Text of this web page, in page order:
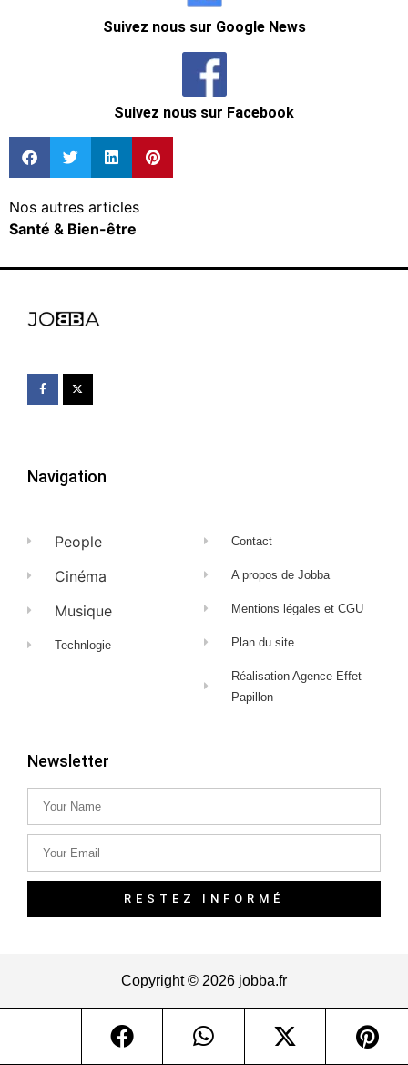
Suivez nous sur Google News
Suivez nous sur Facebook
Nos autres articles
Santé & Bien-être
Navigation
People
Cinéma
Musique
Technlogie
Contact
A propos de Jobba
Mentions légales et CGU
Plan du site
Réalisation Agence Effet
Papillon
Newsletter
RESTEZ INFORMÉ
Copyright © 2026 jobba.fr